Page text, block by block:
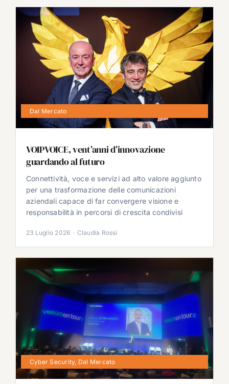
Dal Mercato
VOIPVOICE, vent’anni d’innovazione
guardando al futuro
Connettività, voce e servizi ad alto valore aggiunto
per una trasformazione delle comunicazioni
aziendali capace di far convergere visione e
responsabilità in percorsi di crescita condivisi
23 Luglio 2026 · Claudia Rossi
Cyber Security, Dal Mercato